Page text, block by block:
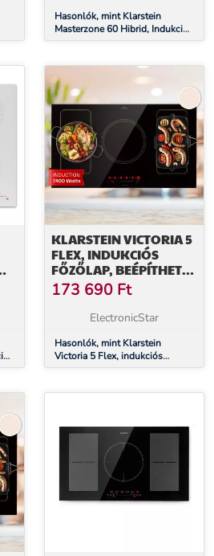
Hasonlók, mint Klarstein
Masterzone 60 Hibrid, Indukciós
főzőlap, beépített, 4 flex zóna
KLARSTEIN VICTORIA 5
FLEX, INDUKCIÓS
FŐZŐLAP, BEÉPÍTHETŐ,
7400 W, 2 FLEX ZÓNA,
IDŐZÍTŐ
173 690 Ft
ElectronicStar
Hasonlók, mint Klarstein
Victoria 5 Flex, indukciós
főzőlap, beépíthető, 7400 W, 2